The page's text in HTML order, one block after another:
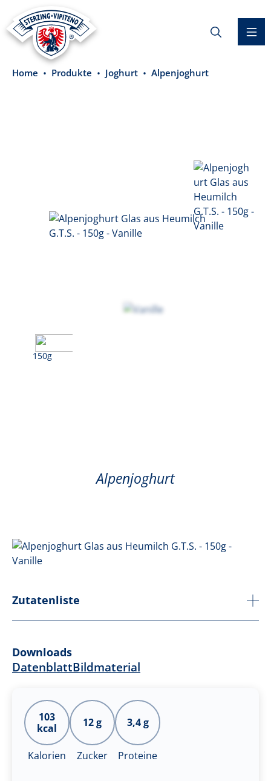
springen
Home Produkte Joghurt Alpenjoghurt
150g
Alpenjoghurt
Zutatenliste
Downloads
DatenblattBildmaterial
103
kcal
Kalorien
12 g
Zucker
3,4 g
Proteine